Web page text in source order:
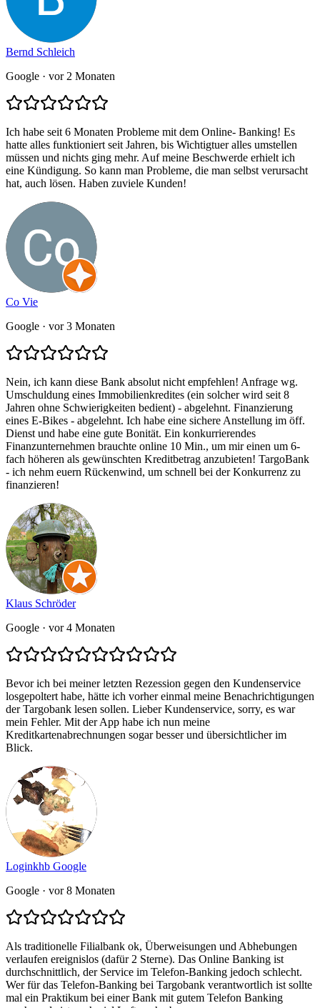
Bernd Schleich
Google · vor 2 Monaten
Ich habe seit 6 Monaten Probleme mit dem Online- Banking! Es
hatte alles funktioniert seit Jahren, bis Wichtigtuer alles umstellen
müssen und nichts ging mehr. Auf meine Beschwerde erhielt ich
eine Kündigung. So kann man Probleme, die man selbst verursacht
hat, auch lösen. Haben zuviele Kunden!
Co Vie
Google · vor 3 Monaten
Nein, ich kann diese Bank absolut nicht empfehlen! Anfrage wg.
Umschuldung eines Immobilienkredites (ein solcher wird seit 8
Jahren ohne Schwierigkeiten bedient) - abgelehnt. Finanzierung
eines E-Bikes - abgelehnt. Ich habe eine sichere Anstellung im öff.
Dienst und habe eine gute Bonität. Ein konkurrierendes
Finanzunternehmen brauchte online 10 Min., um mir einen um 6-
fach höheren als gewünschten Kreditbetrag anzubieten! TargoBank
- ich nehm euern Rückenwind, um schnell bei der Konkurrenz zu
finanzieren!
Klaus Schröder
Google · vor 4 Monaten
Bevor ich bei meiner letzten Rezession gegen den Kundenservice
losgepoltert habe, hätte ich vorher einmal meine Benachrichtigungen
der Targobank lesen sollen. Lieber Kundenservice, sorry, es war
mein Fehler. Mit der App habe ich nun meine
Kreditkartenabrechnungen sogar besser und übersichtlicher im
Blick.
Loginkhb Google
Google · vor 8 Monaten
Als traditionelle Filialbank ok, Überweisungen und Abhebungen
verlaufen ereignislos (dafür 2 Sterne). Das Online Banking ist
durchschnittlich, der Service im Telefon-Banking jedoch schlecht.
Wer für das Telefon-Banking bei Targobank verantwortlich ist sollte
mal ein Praktikum bei einer Bank mit gutem Telefon Banking